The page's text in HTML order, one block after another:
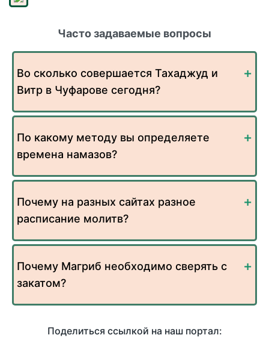
Часто задаваемые вопросы
Во сколько совершается Тахаджуд и
Витр в Чуфарове сегодня?
По какому методу вы определяете
времена намазов?
Почему на разных сайтах разное
расписание молитв?
Почему Магриб необходимо сверять с
закатом?
Поделиться ссылкой на наш портал: